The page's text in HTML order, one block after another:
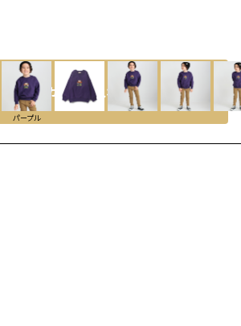
パープル
カートに入れる